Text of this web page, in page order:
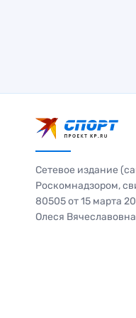
Сетевое издание
Роскомнадзором,
80505 от 15 марта
Олеся